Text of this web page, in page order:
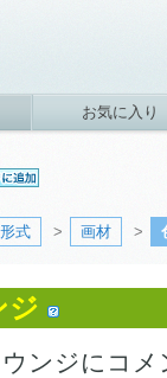
お気に入り
式 > 画材 >
ジ
ンジにコ